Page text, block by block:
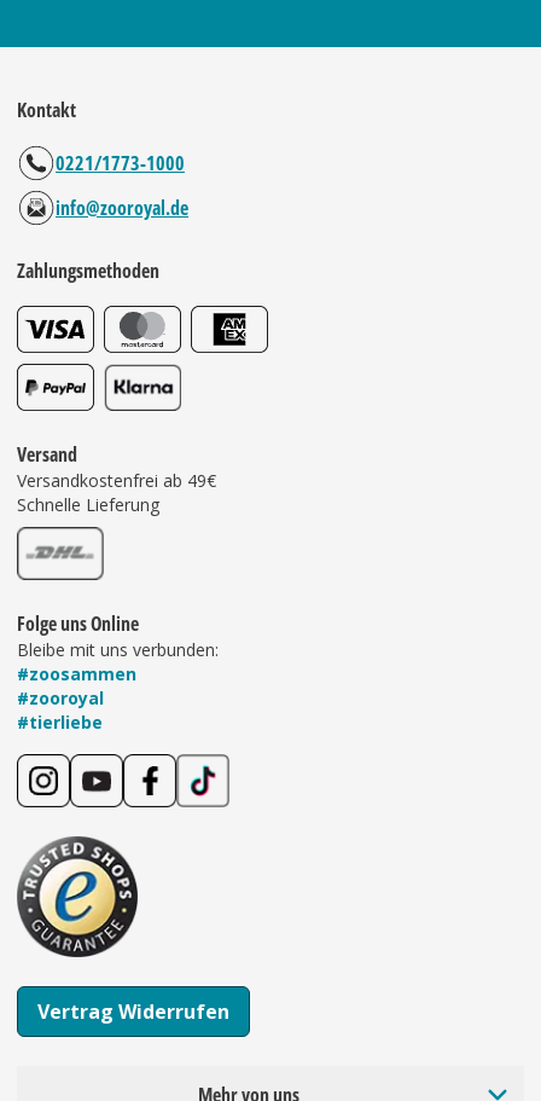
Kontakt
0221/1773-1000
info@zooroyal.de
Zahlungsmethoden
Versand
Versandkostenfrei ab 49€
Schnelle Lieferung
Folge uns Online
Bleibe mit uns verbunden:
#zoosammen
#zooroyal
#tierliebe
Vertrag Widerrufen
Mehr von uns